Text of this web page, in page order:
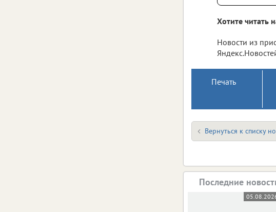
Хотите читать
Новости из
Печать
Вернуться к списку
Последние